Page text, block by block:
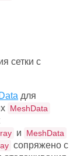
сетки с
для
MeshData
и MeshData
сопряжено с